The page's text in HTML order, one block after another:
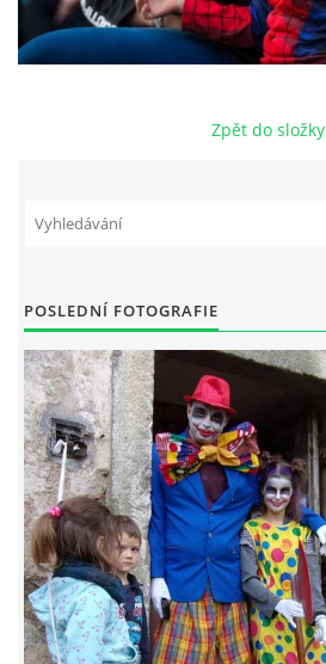
Zpět do složky
POSLEDNÍ FOTOGRAFIE